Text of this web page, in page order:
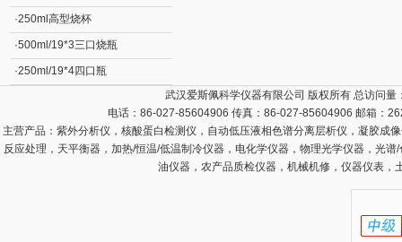
·250ml高型烧杯
·500ml/19*3三口烧瓶
·250ml/19*4四口瓶
武汉爱斯佩科学仪器有限公司 版权所有 总访问量
电话：86-027-85604906 传真：86-027-85604906 邮箱：
主营产品： 紫外分析仪，核酸蛋白检测仪，自动低压液相色谱分离层析仪，凝胶成
反应处理，天平衡器，加热/恒温/低温制冷仪器，电化学仪器，物理光学仪器，光
油仪器，农产品质检仪器，机械机修，仪器仪表，